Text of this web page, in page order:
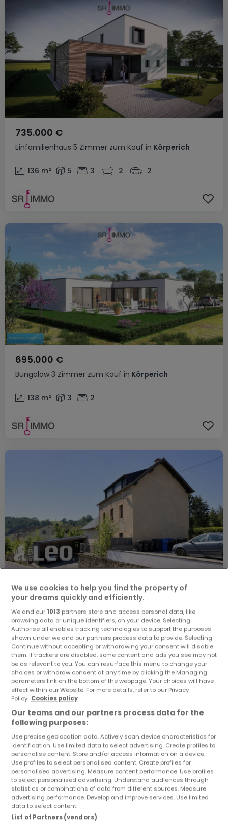
Einfamilienhaus 5 Zimmer zum Kauf in Körperich
735.000 €
136 m² 5 3 2 2
Bungalow 3 Zimmer zum Kauf in Körperich
695.000 €
138 m² 3 2
Einfamilienhaus 4 Schlafzimmer zum Kauf
315.000 €
157 m² 4 2 6
436.000 €
We use cookies to help you find the property of
your dreams quickly and efficiently.
We and our 1013 partners store and access personal data, like
browsing data or unique identifiers, on your device. Selecting
Authorise all enables tracking technologies to support the purposes
shown under we and our partners process data to provide. Selecting
Continue without accepting or withdrawing your consent will disable
them. If trackers are disabled, some content and ads you see may not
be as relevant to you. You can resurface this menu to change your
choices or withdraw consent at any time by clicking the Managing
parameters link on the bottom of the webpage. Your choices will have
effect within our Website. For more details, refer to our Privacy
Policy. Cookies policy
Our teams and our partners process data for the
following purposes:
Use precise geolocation data. Actively scan device characteristics for
identification. Use limited data to select advertising. Create profiles to
personalise content. Store and/or access information on a device.
Use profiles to select personalised content. Create profiles for
personalised advertising. Measure content performance. Use profiles
to select personalised advertising. Understand audiences through
statistics or combinations of data from different sources. Measure
advertising performance. Develop and improve services. Use limited
data to select content.
List of Partners (vendors)